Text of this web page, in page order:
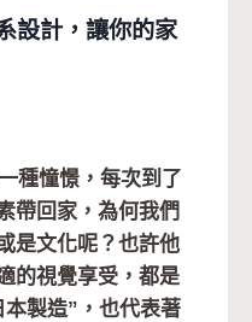
設計，讓你的家
種憧憬，每次到了
帶回家，為何我們
是文化呢？也許他
的視覺享受，都是
製造”，也代表著